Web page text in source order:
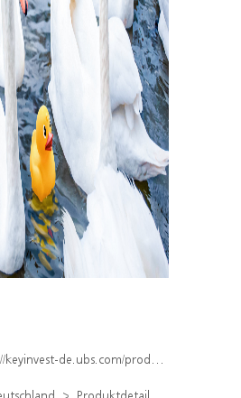
de.ubs.com/produkt/detail/index/isin/DE000WA8JCJ2